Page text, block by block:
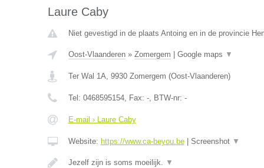
Laure Caby
Niet gevestigd in de plaats Antoing en in de provincie
Oost-Vlaanderen» Zomergem Google maps ▼
Ter Wal 1A, 9930 Zomergem (Oost-Vlaanderen)
Tel: 0468595154, Fax: -, BTW-nr: -
E-mail › Laure Caby
Website: https://www.ca-beyou.be| Screenshot ▼
Jezelf zijn is soms moeilijk. ▼